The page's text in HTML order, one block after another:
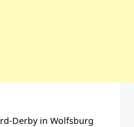
Derby in Wolfsburg